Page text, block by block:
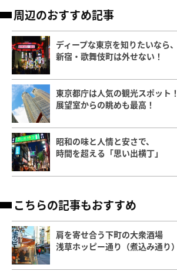
周辺のおすすめ記事
ディープな東京を知りたいなら、
新宿・歌舞伎町は外せない！
東京都庁は人気の観光スポット！
展望室からの眺めも最高！
昭和の味と人情と安さで、
時間を超える「思い出横丁」
こちらの記事もおすすめ
肩を寄せ合う下町の大衆酒場
浅草ホッピー通り（煮込み通り）